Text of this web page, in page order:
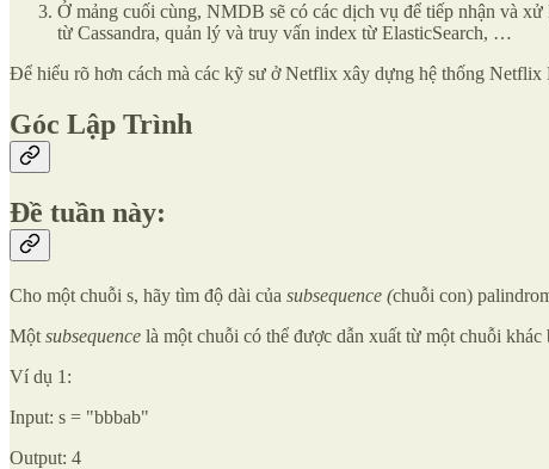
Ở mảng cuối cùng, NMDB sẽ có các dịch vụ để tiếp nhận và
từ Cassandra, quản lý và truy vấn index từ ElasticSearch, …
Để hiểu rõ hơn cách mà các kỹ sư ở Netflix xây dựng hệ thống Netflix
Góc Lập Trình
Đề tuần này:
Cho một chuỗi s, hãy tìm độ dài của subsequence (chuỗi con)
Một subsequence là một chuỗi có thể được dẫn xuất từ một chuỗi
Ví dụ 1:
Input: s = "bbbab"
Output: 4